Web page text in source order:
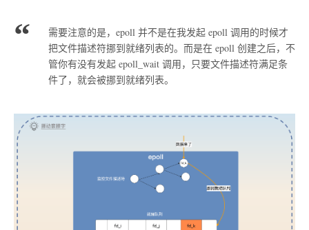
需要注意的是，epoll 并不是在我发起 epoll 调用的时候才
把文件描述符挪到就绪列表的。而是在 epoll 创建之后，不
管你有没有发起 epoll_wait 调用，只要文件描述符满足条
件了，就会被挪到就绪列表。